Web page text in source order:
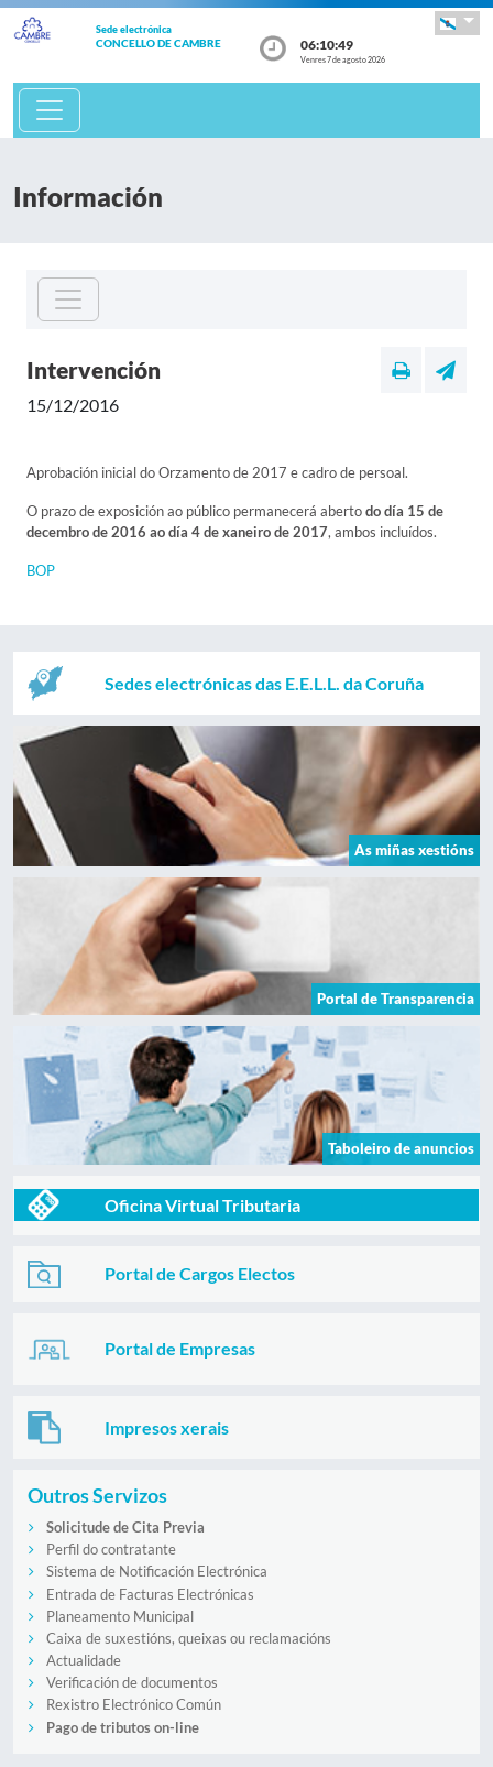
Sede electrónica
CONCELLO DE CAMBRE 06:10:49
Venres 7 de agosto 2026
Información
Intervención
15/12/2016
Aprobación inicial do Orzamento de 2017 e cadro de persoal.
O prazo de exposición ao público permanecerá abertodo día 15 de
decembro de 2016 ao día 4 de xaneiro de 2017, ambos incluídos.
BOP
Sedes electrónicas das E.E.L.L. da Coruña
As miñas xestións
Portal de Transparencia
Taboleiro de anuncios
Oficina Virtual Tributaria
Portal de Cargos Electos
Portal de Empresas
Impresos xerais
Outros Servizos
Solicitude de Cita Previa
Perfil do contratante
Sistema de Notificación Electrónica
Entrada de Facturas Electrónicas
Planeamento Municipal
Caixa de suxestións, queixas ou reclamacións
Actualidade
Verificación de documentos
Rexistro Electrónico Común
Pago de tributos on-line